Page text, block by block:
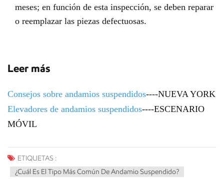
meses; en función de esta inspección, se deben reparar
o reemplazar las piezas defectuosas.
Leer más
Consejos sobre andamios suspendidos----NUEVA YORK
Elevadores de andamios suspendidos----ESCENARIO
MÓVIL
ETIQUETAS :
¿Cuál Es El Tipo Más Común De Andamio Suspendido?